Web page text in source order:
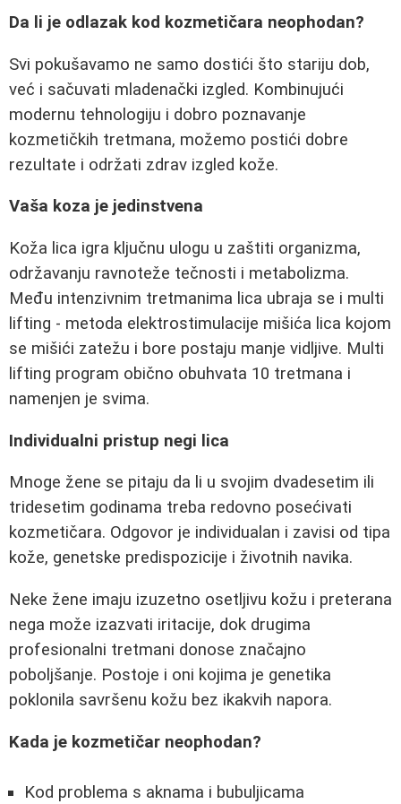
Da li je odlazak kod kozmetičara neophodan?
Svi pokušavamo ne samo dostići što stariju dob,
već i sačuvati mladenački izgled. Kombinujući
modernu tehnologiju i dobro poznavanje
kozmetičkih tretmana, možemo postići dobre
rezultate i održati zdrav izgled kože.
Vaša koza je jedinstvena
Koža lica igra ključnu ulogu u zaštiti organizma,
održavanju ravnoteže tečnosti i metabolizma.
Među intenzivnim tretmanima lica ubraja se i multi
lifting - metoda elektrostimulacije mišića lica kojom
se mišići zatežu i bore postaju manje vidljive. Multi
lifting program obično obuhvata 10 tretmana i
namenjen je svima.
Individualni pristup negi lica
Mnoge žene se pitaju da li u svojim dvadesetim ili
tridesetim godinama treba redovno posećivati
kozmetičara. Odgovor je individualan i zavisi od tipa
kože, genetske predispozicije i životnih navika.
Neke žene imaju izuzetno osetljivu kožu i preterana
nega može izazvati iritacije, dok drugima
profesionalni tretmani donose značajno
poboljšanje. Postoje i oni kojima je genetika
poklonila savršenu kožu bez ikakvih napora.
Kada je kozmetičar neophodan?
Kod problema s aknama i bubuljicama